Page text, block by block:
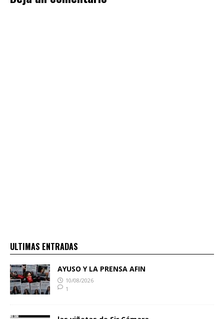
ULTIMAS ENTRADAS
AYUSO Y LA PRENSA AFIN
10/08/2026
1